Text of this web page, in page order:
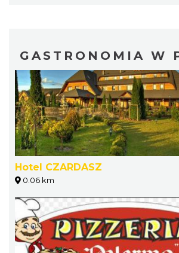
GASTRONOMIA W
Hotel CZARDASZ
0.06 km